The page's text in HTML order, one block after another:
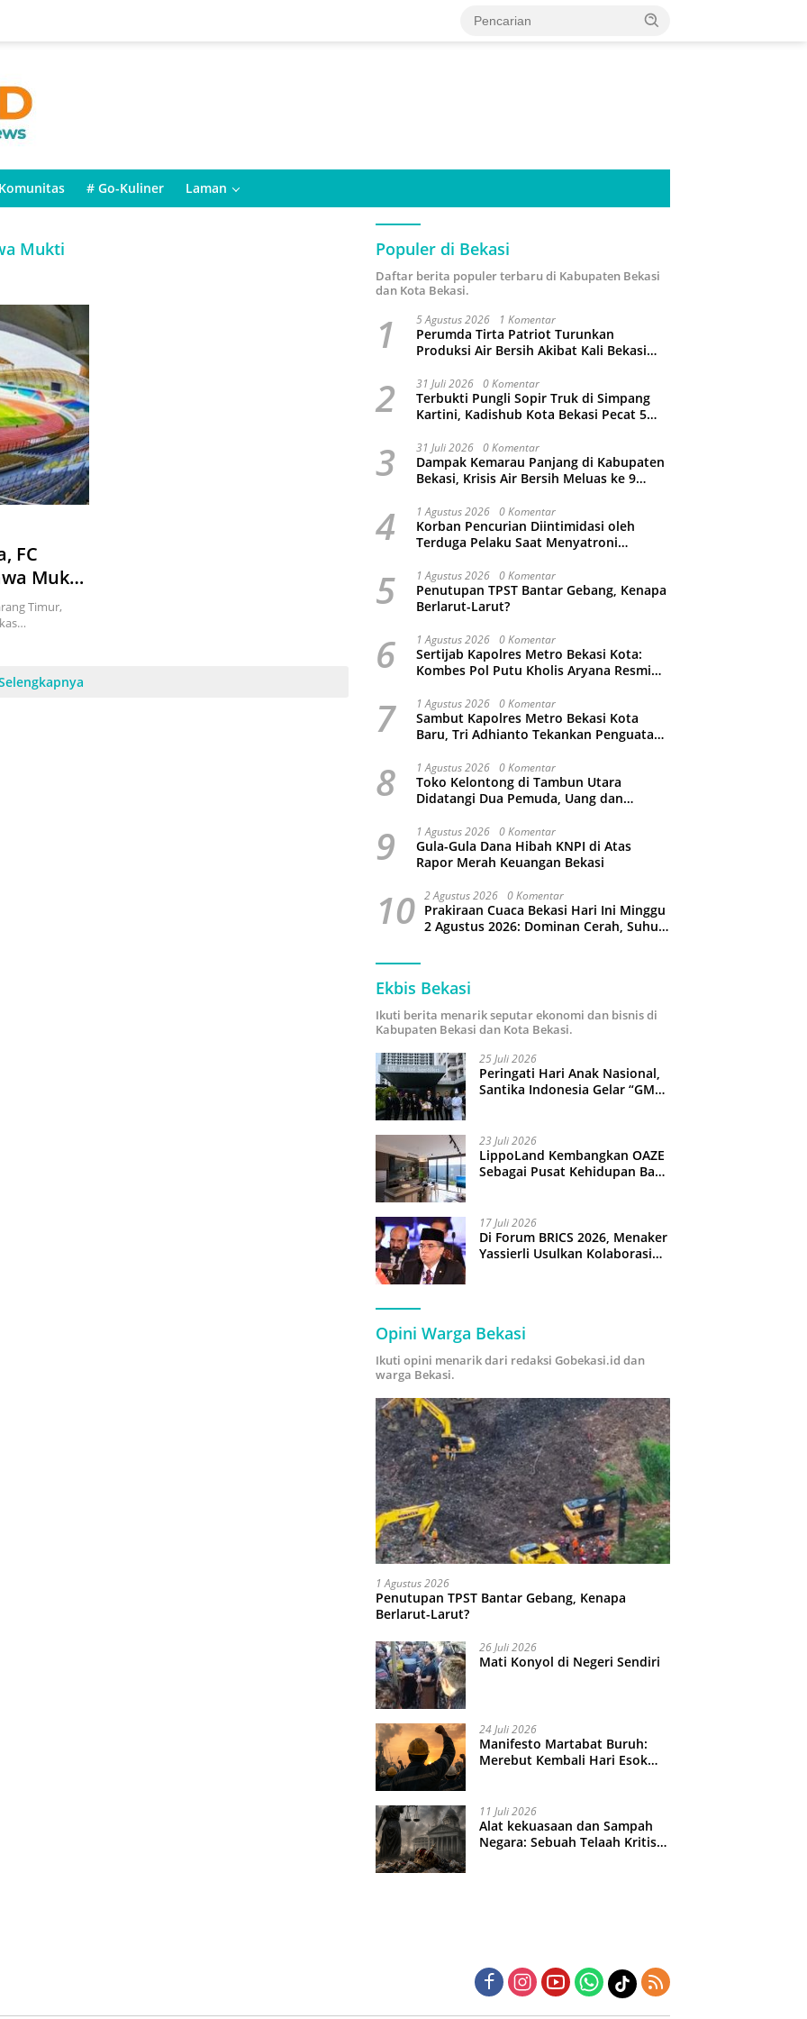
# Go-Kuliner Laman
Mukti
FC
Mukti
Timur,
Populer di Bekasi
Daftar berita populer terbaru di Kabupaten Bekasi
dan Kota Bekasi.
1 5 Agustus 2026 1 Komentar
Perumda Tirta Patriot Turunkan
Produksi Air Bersih Akibat Kali Bekasi
2 31 Juli 2026 0 Komentar
Terbukti Pungli Sopir Truk di Simpang
Kartini, Kadishub Kota Bekasi Pecat 5
3 31 Juli 2026 0 Komentar
Dampak Kemarau Panjang di Kabupaten
Bekasi, Krisis Air Bersih Meluas ke 9
4 1 Agustus 2026 0 Komentar
Korban Pencurian Diintimidasi oleh
Terduga Pelaku Saat Menyatroni
Malah Ikut-Ikutan!
5 1 Agustus 2026 0 Komentar
Penutupan TPST Bantar Gebang, Kenapa
Berlarut-Larut?
6 1 Agustus 2026 0 Komentar
Sertijab Kapolres Metro Bekasi Kota:
Kombes Pol Putu Kholis Aryana Resmi
Bintoro
7 1 Agustus 2026 0 Komentar
Sambut Kapolres Metro Bekasi Kota
Baru, Tri Adhianto Tekankan Penguatan
8 1 Agustus 2026 0 Komentar
Toko Kelontong di Tambun Utara
Didatangi Dua Pemuda, Uang dan
9 1 Agustus 2026 0 Komentar
Gula-Gula Dana Hibah KNPI di Atas
Rapor Merah Keuangan Bekasi
10 2 Agustus 2026 0 Komentar
Prakiraan Cuaca Bekasi Hari Ini Minggu
2 Agustus 2026: Dominan Cerah, Suhu
Ekbis Bekasi
Ikuti berita menarik seputar ekonomi dan bisnis di
Kabupaten Bekasi dan Kota Bekasi.
25 Juli 2026
Peringati Hari Anak Nasional,
Santika Indonesia Gelar “GM
23 Juli 2026
LippoLand Kembangkan OAZE
Sebagai Pusat Kehidupan Baru
17 Juli 2026
Di Forum BRICS 2026, Menaker
Yassierli Usulkan Kolaborasi
Opini Warga Bekasi
Ikuti opini menarik dari redaksi Gobekasi.id dan
warga Bekasi.
1 Agustus 2026
Penutupan TPST Bantar Gebang, Kenapa
Berlarut-Larut?
26 Juli 2026
Mati Konyol di Negeri Sendiri
24 Juli 2026
Manifesto Martabat Buruh:
Merebut Kembali Hari Esok
11 Juli 2026
Alat kekuasaan dan Sampah
Negara: Sebuah Telaah Kritis